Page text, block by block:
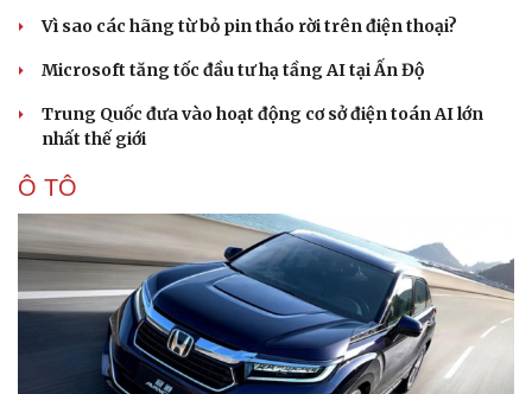
Vì sao các hãng từ bỏ pin tháo rời trên điện thoại?
Microsoft tăng tốc đầu tư hạ tầng AI tại Ấn Độ
Trung Quốc đưa vào hoạt động cơ sở điện toán AI lớn
nhất thế giới
Ô TÔ